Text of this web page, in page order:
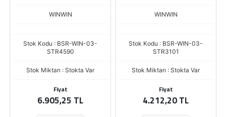
HIDROMEK KEPCE LOADER
WINWIN
Stok Kodu : BSR-WIN-03-
STR4590
Stok Miktarı : Stokta Var
Fiyat
6.905,25 TL
STR-4692 63223101
WINWIN
Stok Kodu : BSR-WIN-03-
STR3101
Stok Miktarı : Stokta Var
Fiyat
4.212,20 TL